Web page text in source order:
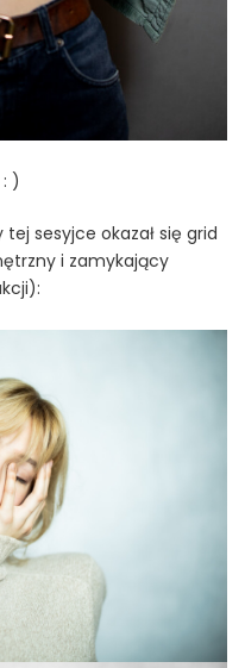
)
sesyjce okazał się grid
i zamykający